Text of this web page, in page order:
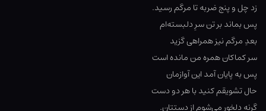
زد چل و پنج ضربه تا مرگم رسید.
پس بماند بر تن سرِ دلبسته‌ام
بعدِ مرگم نیز همراهی گزید
سر کماکان همره من مانده است
پس به پایان آمد این آوازمان
حال تشویقم کنید با هر دو دست
گرنه دلخور می‌شوم از دستتان.